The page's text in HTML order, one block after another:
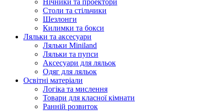
Нічники та проектори
Столи та стільчики
Шезлонги
Килимки та бокси
Ляльки та аксесуари
Ляльки Miniland
Ляльки та пупси
Аксесуари для ляльок
Одяг для ляльок
Освітні матеріали
Логіка та мислення
Товари для класної кімнати
Ранній розвиток